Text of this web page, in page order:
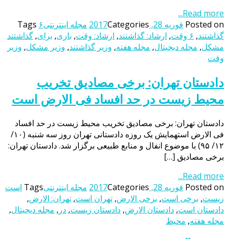
Read more...
Posted on فوریه 28, 2017 Categories مجله اینترنتی Tags ۶
گذاشتند, ۶ وقت , ارشاد: گذاشتند, ارشاد: وقت, بازی, برای, گذاشتند
مشکل, مجله دیجیتال, مجله هفته, وزیر گذاشتند, وزیر مشکل, وزیر
وقت
دادستان تهران: برخی مصادیق تخریب
محیط زیست در حد افساد فی الارض است
دادستان تهران: برخی مصادیق تخریب محیط زیست در حد افساد
فی الارض استهمایش یک روزه دادستانی تهران روز سه شنبه (۱۰/
۱۲/ ۹۵) با موضوع انفال و منابع طبیعی برگزار شد. دادستان تهران:
برخی مصادیق […]
Read more...
Posted on فوریه 28, 2017 Categories مجله اینترنتیTags است
زیست, برخی است, برخی الارض, تهران است, تهران: الارض,
دادستان است, دادستان الارض, دادستان زیست, در , مجله دیجیتال,
مجله هفته, محیط